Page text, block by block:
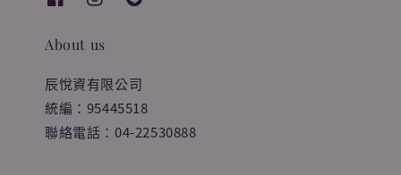
About us
辰悅資有限公司
統編：95445518
聯絡電話：04-22530888